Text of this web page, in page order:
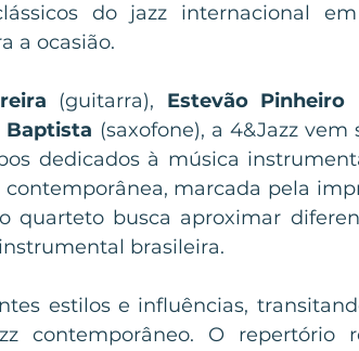
do jazz internacional
a ocasião.
(guitarra), Estevão Pinheiro
Baptista (saxofone), a 4&Jazz
dedicados à música
marcada pela
quarteto busca aproximar
brasileira.
estilos e influências,
contemporâneo. O repertório